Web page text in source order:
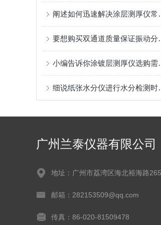
阐述如何迅
要想购买双
小编告诉
细说纸张
广州兰泰仪器有限公司
地址：广州市荔湾区海北裕海路
邮箱：282153509@qq.com
传真：86-020-81509478